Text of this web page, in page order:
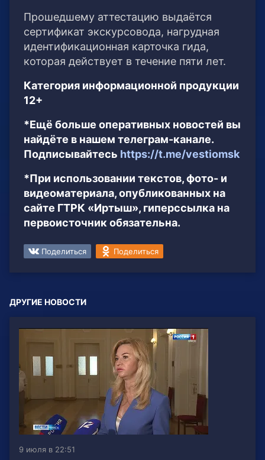
Прошедшему аттестацию выдаётся
сертификат экскурсовода, нагрудная
идентификационная карточка гида,
которая действует в течение пяти лет.
Категория информационной продукции
12+
*Ещё больше оперативных новостей вы
найдёте в нашем телеграм-канале.
Подписывайтесь https://t.me/vestiomsk
*При использовании текстов, фото- и
видеоматериала, опубликованных на
сайте ГТРК «Иртыш», гиперссылка на
первоисточник обязательна.
Поделиться Поделиться
ДРУГИЕ НОВОСТИ
9 июля в 22:51